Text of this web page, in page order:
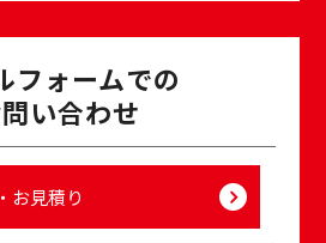
フォームでの
い合わせ
お⾒積り